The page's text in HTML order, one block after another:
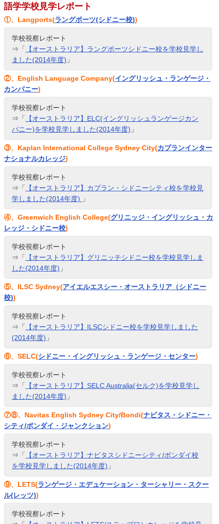
語学学校見学レポート
①、Langports(ラングポーツ(シドニー校))
学校視察レポート
⇒「 【オーストラリア】ラングポーツシドニー校を学校見学し
ました(2014年度) 」
②、English Language Company(イングリッシュ・ランゲージ・
カンパニー)
学校視察レポート
⇒「 【オーストラリア】ELC(イングリッシュランゲージカン
パニー)を学校見学しました(2014年度) 」
③、Kaplan International College Sydney City(カプランインター
ナショナルカレッジ)
学校視察レポート
⇒「 【オーストラリア】カプラン・シドニーシティ校を学校見
学しました(2014年度)
」
④、Greenwich English College(グリニッジ・イングリッシュ・カ
レッジ・シドニー校)
学校視察レポート
⇒「 【オーストラリア】グリニッチシドニー校を学校見学しま
した(2014年度) 」
⑤、ILSC Sydney(アイエルエスシー・オーストラリア（シドニー
校))
学校視察レポート
⇒「 【オーストラリア】ILSCシドニー校を学校見学しました
(2014年度) 」
⑥、SELC(シドニー・イングリッシュ・ランゲージ・センター)
学校視察レポート
⇒「 【オーストラリア】SELC Australia(セルク)を学校見学し
ました(2014年度) 」
⑦⑧、Navitas English Sydney City/Bondi(ナビタス・シドニー・
シティ/ボンダイ・ジャンクション)
学校視察レポート
⇒「 【オーストラリア】ナビタスシドニーシティ/ボンダイ校
を学校見学しました(2014年度) 」
⑨、LETS(ランゲージ・エデュケーション・ターシャリー・スクー
ル(レッツ))
学校視察レポート